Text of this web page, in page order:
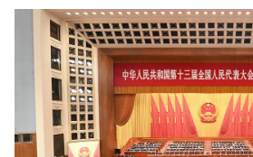
VTV Sức khoẻ Bất
Thị trường 24h Tấm
VTV4 Vươn